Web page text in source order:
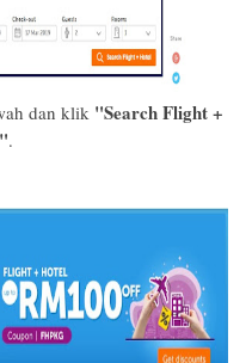
dan klik "Search Flight +
.